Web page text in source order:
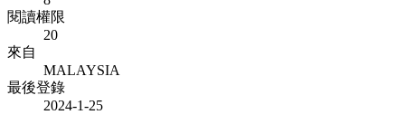
閱讀權限
20
來自
MALAYSIA
最後登錄
2024-1-25